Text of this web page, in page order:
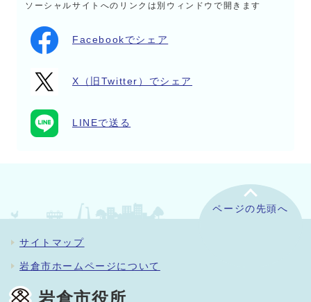
ソーシャルサイトへのリンクは別ウィンドウで開きます
Facebookでシェア
X（旧Twitter）でシェア
LINEで送る
ページの先頭へ
サイトマップ
岩倉市ホームページについて
岩倉市役所